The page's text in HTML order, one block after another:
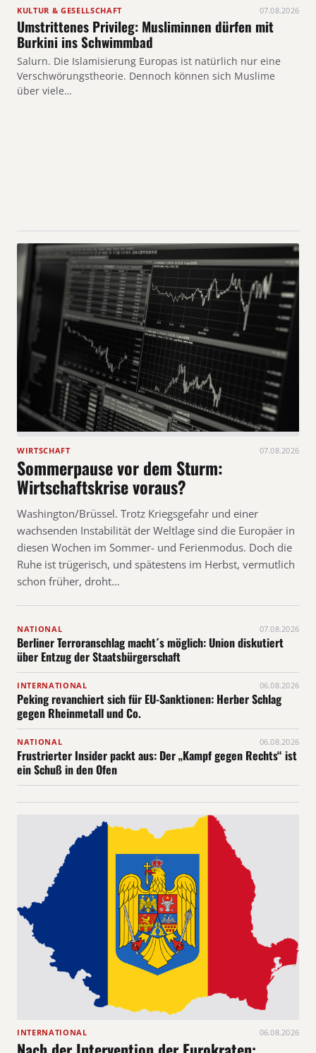
KULTUR & GESELLSCHAFT 07.08.2026
Umstrittenes Privileg: Musliminnen dürfen mit
Burkini ins Schwimmbad
Salurn. Die Islamisierung Europas ist natürlich nur eine
Verschwörungstheorie. Dennoch können sich Muslime
über viele…
WIRTSCHAFT 07.08.2026
Sommerpause vor dem Sturm:
Wirtschaftskrise voraus?
Washington/Brüssel. Trotz Kriegsgefahr und einer
wachsenden Instabilität der Weltlage sind die Europäer in
diesen Wochen im Sommer- und Ferienmodus. Doch die
Ruhe ist trügerisch, und spätestens im Herbst, vermutlich
schon früher, droht…
NATIONAL 07.08.2026
Berliner Terroranschlag macht´s möglich: Union diskutiert
über Entzug der Staatsbürgerschaft
INTERNATIONAL 06.08.2026
Peking revanchiert sich für EU-Sanktionen: Herber Schlag
gegen Rheinmetall und Co.
NATIONAL 06.08.2026
Frustrierter Insider packt aus: Der „Kampf gegen Rechts“ ist
ein Schuß in den Ofen
INTERNATIONAL 06.08.2026